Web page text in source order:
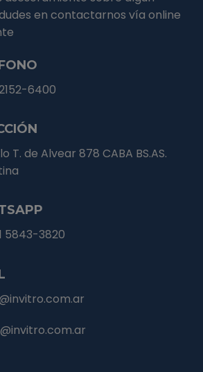
en contactarnos vía online
6400
T. de Alvear 878 CABA BS.AS.
5843-3820